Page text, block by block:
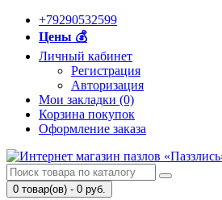
+79290532599
Цены 💰
Личный кабинет
Регистрация
Авторизация
Мои закладки (0)
Корзина покупок
Оформление заказа
0 товар(ов) - 0 руб.